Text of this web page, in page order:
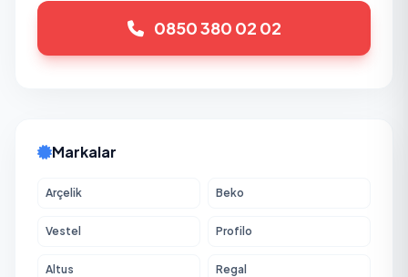
0850 380 02 02
Markalar
Arçelik Beko
Vestel Profilo
Altus Regal